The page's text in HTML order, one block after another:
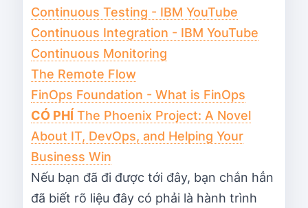
Continuous Testing - IBM YouTube
Continuous Integration - IBM YouTube
Continuous Monitoring
The Remote Flow
FinOps Foundation - What is FinOps
CÓ PHÍ The Phoenix Project: A Novel
About IT, DevOps, and Helping Your
Business Win
Nếu bạn đã đi được tới đây, bạn chắn hẳn
đã biết rõ liệu đây có phải là hành trình